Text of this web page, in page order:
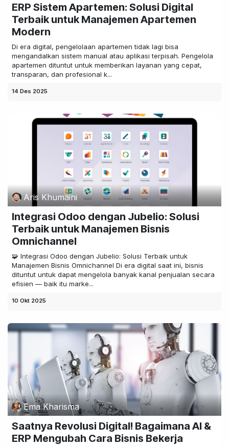
ERP Sistem Apartemen: Solusi Digital
Terbaik untuk Manajemen Apartemen
Modern
Di era digital, pengelolaan apartemen tidak lagi bisa
mengandalkan sistem manual atau aplikasi terpisah. Pengelola
apartemen dituntut untuk memberikan layanan yang cepat,
transparan, dan profesional k...
14 Des 2025
Aris Khumaini
Integrasi Odoo dengan Jubelio: Solusi
Terbaik untuk Manajemen Bisnis
Omnichannel
🧩 Integrasi Odoo dengan Jubelio: Solusi Terbaik untuk
Manajemen Bisnis Omnichannel Di era digital saat ini, bisnis
dituntut untuk dapat mengelola banyak kanal penjualan secara
efisien — baik itu marke...
10 Okt 2025
Ema Kharisma
Saatnya Revolusi Digital! Bagaimana AI &
ERP Mengubah Cara Bisnis Bekerja